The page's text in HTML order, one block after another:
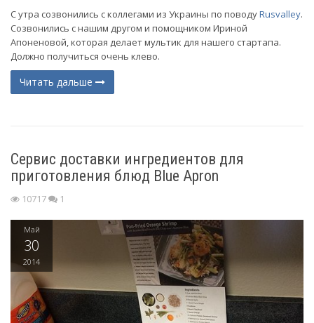
С утра созвонились с коллегами из Украины по поводуRusvalley.
Созвонились с нашим другом и помощником Ириной
Апоненовой, которая делает мультик для нашего стартапа.
Должно получиться очень клево.
Читать дальше
Сервис доставки ингредиентов для
приготовления блюд Blue Apron
10717 1
Май
30
2014